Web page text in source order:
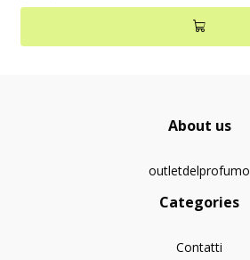
About us
outletdelprofumo
Categories
Contatti